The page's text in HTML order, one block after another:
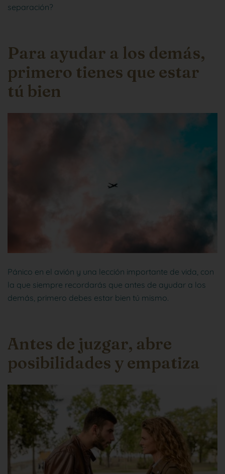
separación?
Para ayudar a los demás,
primero tienes que estar
tú bien
Pánico en el avión y una lección importante de vida, con
la que siempre recordarás que antes de ayudar a los
demás, primero debes estar bien tú mismo.
Antes de juzgar, abre
posibilidades y empatiza